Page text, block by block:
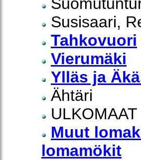
Susisaari,
Tahkovuori
Vierumäki
Ylläs ja
Ähtäri
ULKOMAAT
Muut
lomamökit